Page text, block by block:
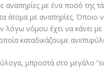
με ένα ποσό της
άτομα με αναπηρίες. Όποιο
λόγω νόμου έχει να κάνει
καταδικάζουμε
μπροστά στο μεγάλο